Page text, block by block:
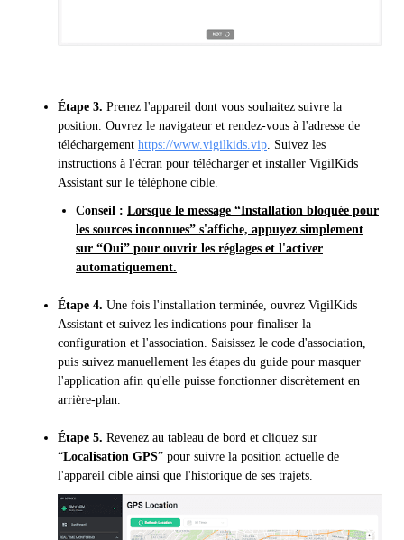
Étape 3. Prenez l'appareil dont vous souhaitez suivre la
position. Ouvrez le navigateur et rendez-vous à l'adresse de
téléchargement https://www.vigilkids.vip. Suivez les
instructions à l'écran pour télécharger et installer VigilKids
Assistant sur le téléphone cible.
Conseil : Lorsque le message “Installation bloquée pour
les sources inconnues” s'affiche, appuyez simplement
sur “Oui” pour ouvrir les réglages et l'activer
automatiquement.
Étape 4. Une fois l'installation terminée, ouvrez VigilKids
Assistant et suivez les indications pour finaliser la
configuration et l'association. Saisissez le code d'association,
puis suivez manuellement les étapes du guide pour masquer
l'application afin qu'elle puisse fonctionner discrètement en
arrière-plan.
Étape 5. Revenez au tableau de bord et cliquez sur
“Localisation GPS” pour suivre la position actuelle de
l'appareil cible ainsi que l'historique de ses trajets.